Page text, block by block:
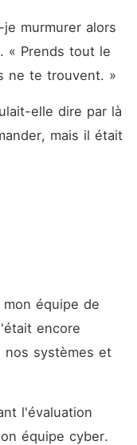
murmurer alors
« Prends tout le
ne te trouvent. »
elle dire par là
mais il était
équipe de
encore
nos systèmes et
l'évaluation
équipe cyber.